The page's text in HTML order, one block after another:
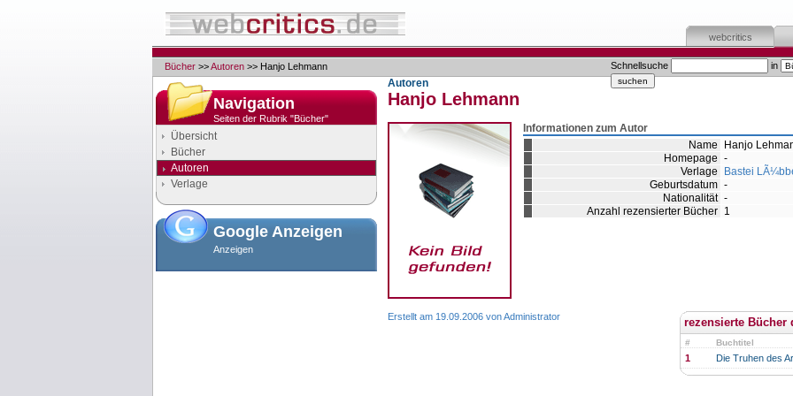
webcritics
Schnellsuche in
Bücher >>Autoren >> Hanjo Lehmann
Navigation
Seiten der Rubrik "Bücher"
Übersicht
Bücher
Autoren
Verlage
Google Anzeigen
Anzeigen
Autoren
Hanjo Lehmann
Informationen zum Autor
Name
Hanjo
Homepage -
Verlage
Bastei
Geburtsdatum -
Nationalität -
Anzahl rezensierter Bücher 1
rezensierte Bücher
# Buchtitel
1 Die Truhen des
Erstellt am 19.09.2006 von Administrator